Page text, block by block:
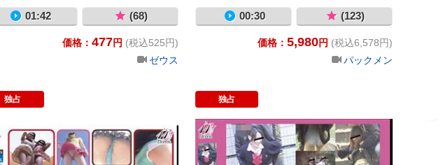
01:42 (68)
価格： 477円 (税込525円)
ゼウス
00:30 (123)
価格： 5,980円 (税込6,578円)
パックメン
独占
ダマシ撮影会!!モンローパンチラ隠撮３
独占